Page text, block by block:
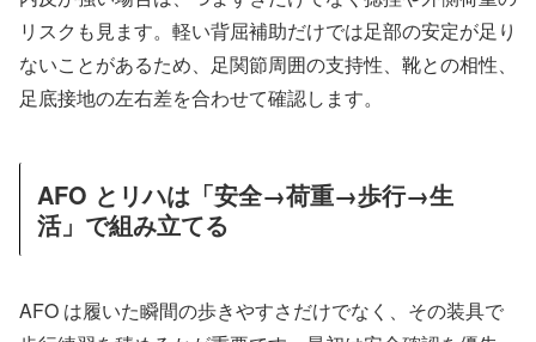
リスクも見ます。軽い背屈補助だけでは足部の安定が足り
ないことがあるため、足関節周囲の支持性、靴との相性、
足底接地の左右差を合わせて確認します。
AFO とリハは「安全→荷重→歩行→生
活」で組み立てる
AFO は履いた瞬間の歩きやすさだけでなく、その装具で